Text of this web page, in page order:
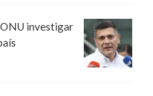
investigar